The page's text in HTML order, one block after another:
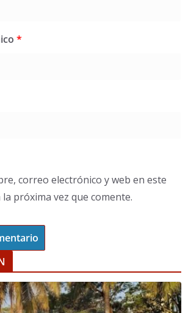
*
correo electrónico y web en este
próxima vez que comente.